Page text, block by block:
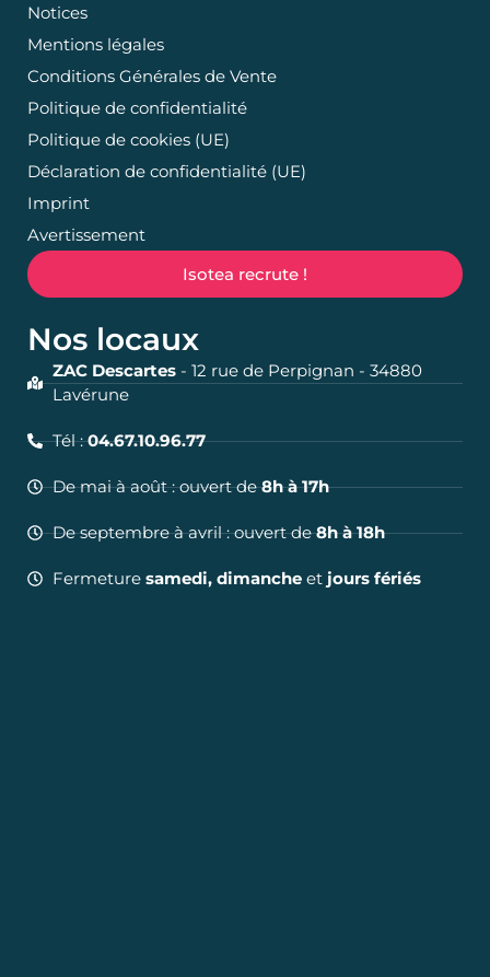
Notices
Mentions légales
Conditions Générales de Vente
Politique de confidentialité
Politique de cookies (UE)
Déclaration de confidentialité (UE)
Imprint
Avertissement
Isotea recrute !
Nos locaux
ZAC Descartes- 12 rue de Perpignan - 34880
Lavérune
Tél :04.67.10.96.77
De mai à août : ouvert de8h à 17h
De septembre à avril : ouvert de8h à 18h
Fermeture samedi, dimancheet jours fériés